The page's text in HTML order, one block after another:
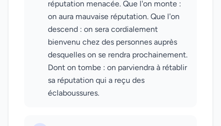
réputation menacée. Que l'on monte :
on aura mauvaise réputation. Que l'on
descend : on sera cordialement
bienvenu chez des personnes auprès
desquelles on se rendra prochainement.
Dont on tombe : on parviendra à rétablir
sa réputation qui a reçu des
éclaboussures.